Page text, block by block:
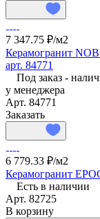
7 347.75 ₽/м2
Керамогранит
арт. 84771
Под заказ -
у менеджера
Арт. 84771
Заказать
6 779.33 ₽/м2
Керамогранит
Есть в наличии
Арт. 82725
В корзину